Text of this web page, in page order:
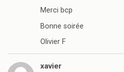
Merci bcp
Bonne soirée
Olivier F
xavier